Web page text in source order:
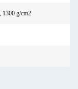
1300 g/cm2